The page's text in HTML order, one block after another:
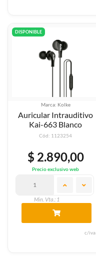
DISPONIBLE
Marca: Kolke
Auricular Intrauditivo
Kai-663 Blanco
Cód: 1123254
$ 2.890,00
Precio exclusivo web
Min. Vta.: 1
c/iva